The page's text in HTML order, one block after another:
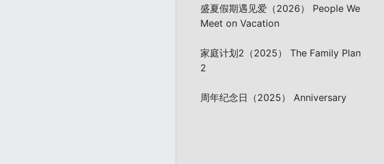
盛夏假期遇见爱（2026） People We
Meet on Vacation
家庭计划2（2025） The Family Plan
2
周年纪念日（2025） Anniversary